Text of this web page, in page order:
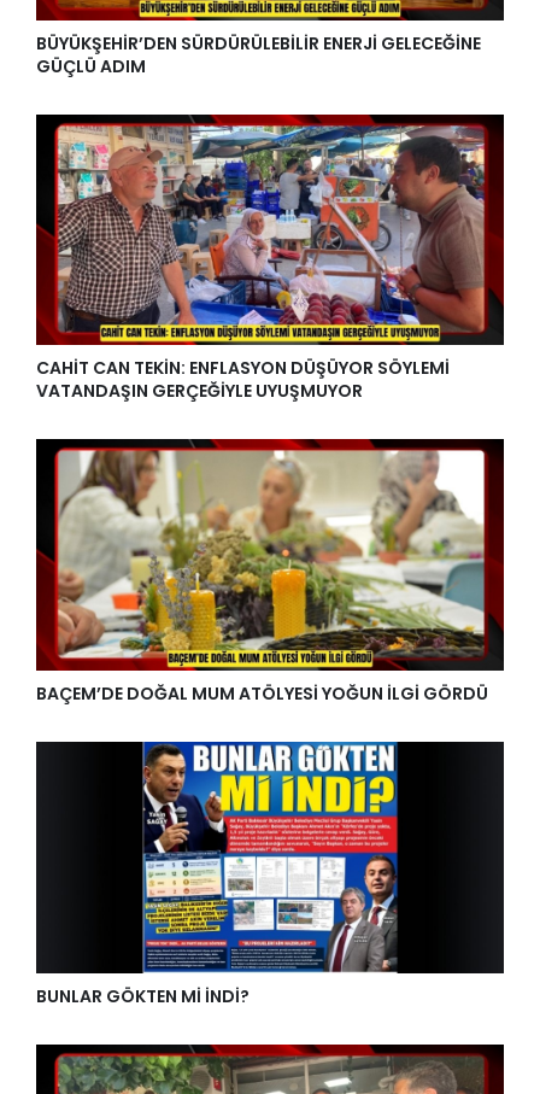
BÜYÜKŞEHİR’DEN SÜRDÜRÜLEBİLİR ENERJİ GELECEĞİNE
GÜÇLÜ ADIM
CAHİT CAN TEKİN: ENFLASYON DÜŞÜYOR SÖYLEMİ
VATANDAŞIN GERÇEĞİYLE UYUŞMUYOR
BAÇEM’DE DOĞAL MUM ATÖLYESİ YOĞUN İLGİ GÖRDÜ
BUNLAR GÖKTEN Mİ İNDİ?